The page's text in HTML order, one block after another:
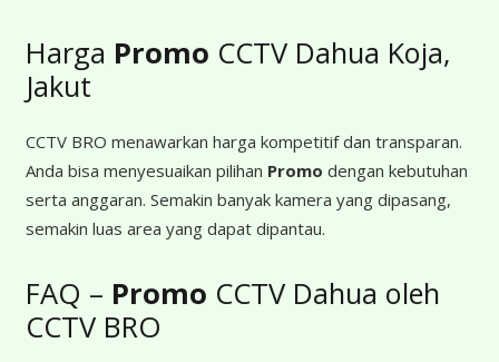
Harga Promo CCTV Dahua Koja,
Jakut
CCTV BRO menawarkan harga kompetitif dan transparan.
Anda bisa menyesuaikan pilihan Promo dengan kebutuhan
serta anggaran. Semakin banyak kamera yang dipasang,
semakin luas area yang dapat dipantau.
FAQ – Promo CCTV Dahua oleh
CCTV BRO